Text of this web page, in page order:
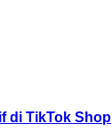
di TikTok Shop